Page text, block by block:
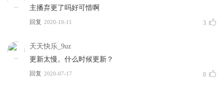
主播弃更了吗好可惜啊
回复 2020-10-11 3
天天快乐_9uz
更新太慢。什么时候更新？
回复 2020-07-17 0